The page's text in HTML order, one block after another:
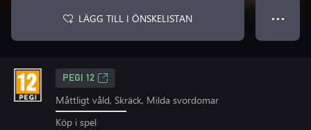
LÄGG TILL I ÖNSKELISTAN ● ● ●
PEGI 12
Måttligt våld, Skräck, Milda svordomar
Köp i spel